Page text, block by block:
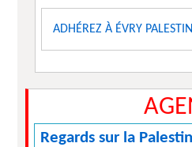
ADHÉREZ À ÉVRY
Regards sur la